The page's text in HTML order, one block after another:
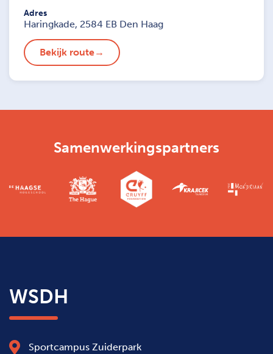
Adres
Haringkade, 2584 EB Den Haag
Bekijk route
Samenwerkingspartners
WSDH
Sportcampus Zuiderpark